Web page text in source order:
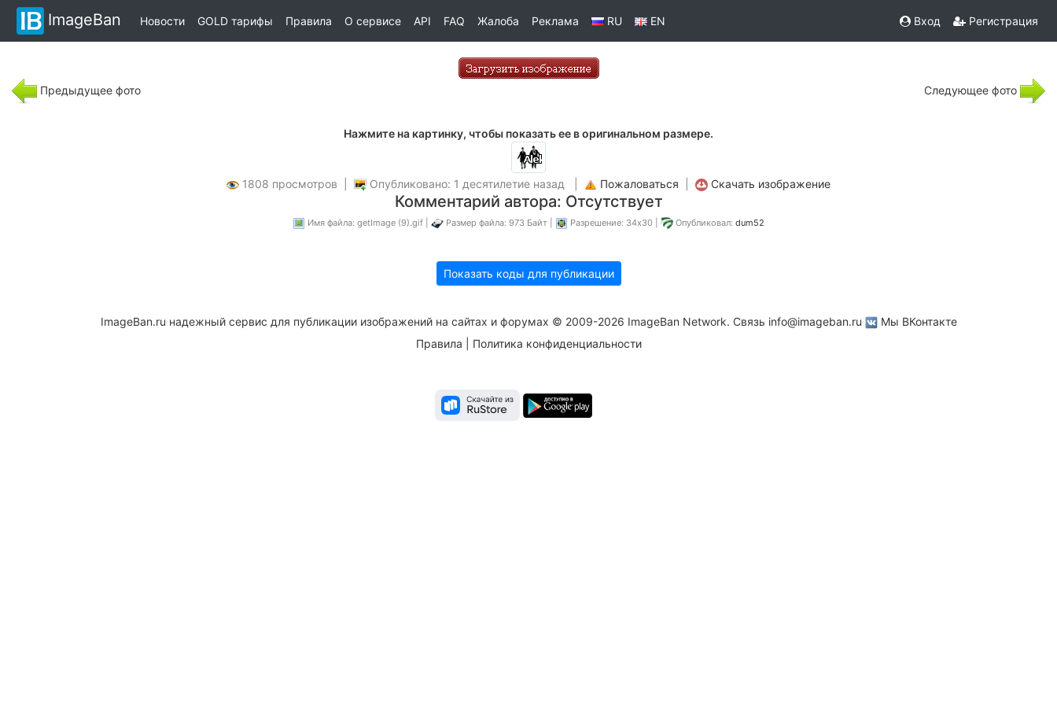
ImageBan Новости GOLD тарифы Правила О сервисе API FAQ Жалоба Реклама RU EN Вход Регистрация
Предыдущее фото Следующее фото
Нажмите на картинку, чтобы показать ее в оригинальном размере.
1808 просмотров | Опубликовано: 1 десятилетие назад | Пожаловаться Скачать изображение
Комментарий автора: Отсутствует
Имя файла: getImage (9).gif | Размер файла: 973 Байт | Разрешение: 34x30 | Опубликовал: dum52
Показать коды для публикации
ImageBan.ru надежный сервис для публикации изображений на сайтах и форумах © 2009-2026 ImageBan Network. Связь info@imageban.ru
Мы ВКонтакте
Правила
Политика конфиденциальности